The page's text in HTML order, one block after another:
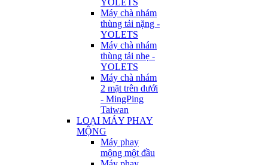
YOLETS
Máy chà nhám
thùng tải nặng -
YOLETS
Máy chà nhám
thùng tải nhẹ -
YOLETS
Máy chà nhám
2 mặt trên dưới
- MingPing
Taiwan
LOẠI MÁY PHAY
MỘNG
Máy phay
mộng một đầu